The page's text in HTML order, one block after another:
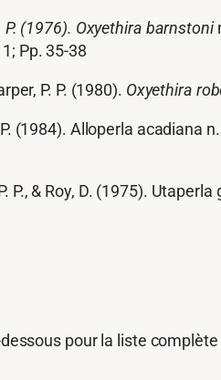
P. (1976). Oxyethira barnstoni
Pp. 35-38
P. P. (1980). Oxyethira
P. (1984). Alloperla acadiana
P., & Roy, D. (1975).
pour la liste